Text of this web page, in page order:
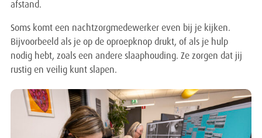
afstand.
Soms komt een nachtzorgmedewerker even bij je kijken.
Bijvoorbeeld als je op de oproepknop drukt, of als je hulp
nodig hebt, zoals een andere slaaphouding. Ze zorgen dat jij
rustig en veilig kunt slapen.